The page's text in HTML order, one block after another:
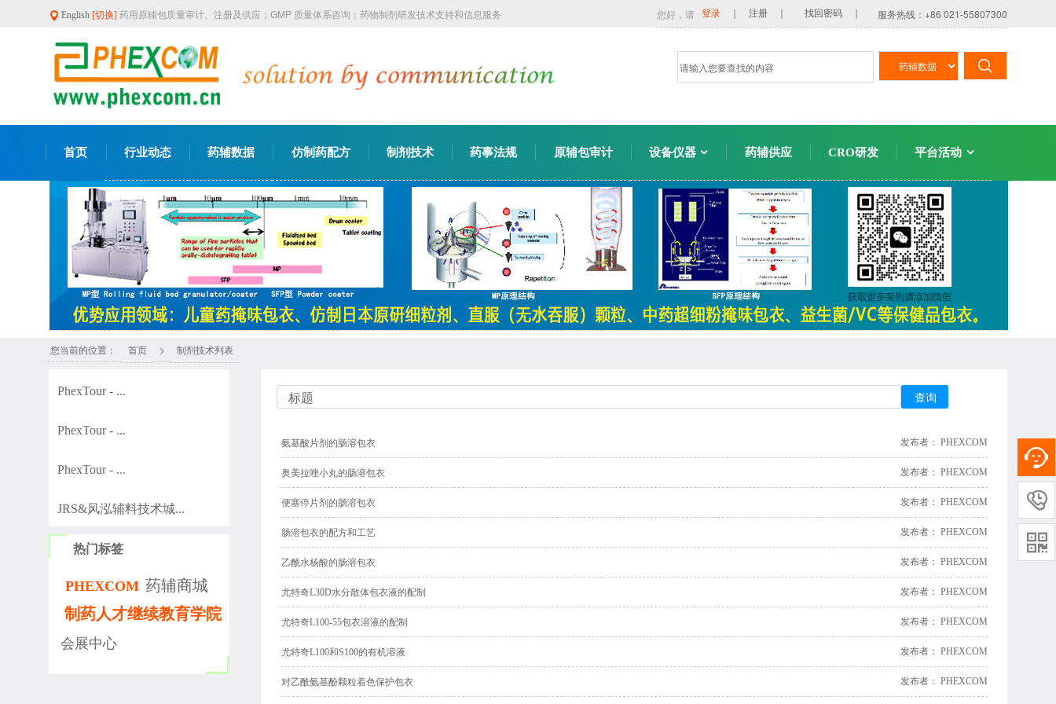
您好，请 登录 ｜ 注册 ｜ 找回密码 ｜ 服务热线：+86 021-55807300
English [切换] 药用原辅包质量审计、注册及供应；GMP 质量体系咨询；药物制剂研发技术支持和信息服务
首页 行业动态 药辅数据 仿制药配方 制剂技术 药事法规 原辅包审计 设备仪器 药辅供应 CRO研发 平台活动
您当前的位置： 首页 > 制剂技术列表
PhexTour - ...
PhexTour - ...
PhexTour - ...
JRS&风泓辅料技术城...
热门标签
PHEXCOM 药辅商城
制药人才继续教育学院
会展中心
查询
氨基酸片剂的肠溶包衣 发布者： PHEXCOM
奥美拉唑小丸的肠溶包衣 发布者： PHEXCOM
便塞停片剂的肠溶包衣 发布者： PHEXCOM
肠溶包衣的配方和工艺 发布者： PHEXCOM
乙酰水杨酸的肠溶包衣 发布者： PHEXCOM
尤特奇L30D水分散体包衣液的配制 发布者： PHEXCOM
尤特奇L100-55包衣溶液的配制 发布者： PHEXCOM
尤特奇L100和S100的有机溶液 发布者： PHEXCOM
对乙酰氨基酚颗粒着色保护包衣 发布者： PHEXCOM

